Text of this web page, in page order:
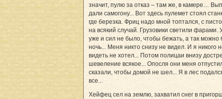
значит, пулю за отказ – там же, в камере…
дали самогону... Вот здесь пулемет стоял
где березка. Фриц надо мной топтался, с
на всякий случай. Грузовики светили фарами.
уже и сил не было, чтобы бежать, а так можно
ночь... Меня никто снизу не видел. И я никого
видеть не хотел... Потом полицаи внизу
шевеление всякое... Опосля они меня
сказали, чтобы домой не шел... Я в лес
все...
Хейфец сел на землю, захватил снег в